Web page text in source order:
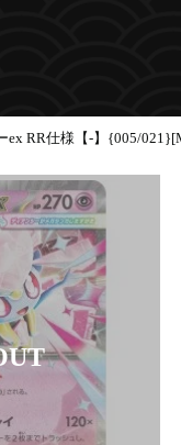
ex RR仕様【-】{005/